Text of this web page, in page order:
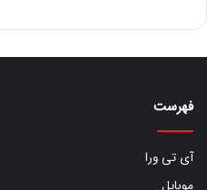
فهرست
آی تی ورا
موبایل